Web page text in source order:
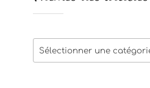
Thèmes
des